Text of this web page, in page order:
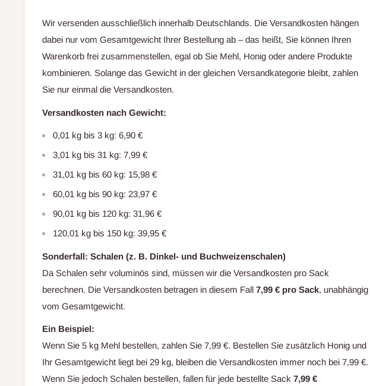
Wir versenden ausschließlich innerhalb Deutschlands. Die Versandkosten hängen
dabei nur vom Gesamtgewicht Ihrer Bestellung ab – das heißt, Sie können Ihren
Warenkorb frei zusammenstellen, egal ob Sie Mehl, Honig oder andere Produkte
kombinieren. Solange das Gewicht in der gleichen Versandkategorie bleibt, zahlen
Sie nur einmal die Versandkosten.
Versandkosten nach Gewicht:
0,01 kg bis 3 kg: 6,90 €
3,01 kg bis 31 kg: 7,99 €
31,01 kg bis 60 kg: 15,98 €
60,01 kg bis 90 kg: 23,97 €
90,01 kg bis 120 kg: 31,96 €
120,01 kg bis 150 kg: 39,95 €
Sonderfall: Schalen (z. B. Dinkel- und Buchweizenschalen)
Da Schalen sehr voluminös sind, müssen wir die Versandkosten pro Sack
berechnen. Die Versandkosten betragen in diesem Fall 7,99 € pro Sack, unabhängig
vom Gesamtgewicht.
Ein Beispiel:
Wenn Sie 5 kg Mehl bestellen, zahlen Sie 7,99 €. Bestellen Sie zusätzlich Honig und
Ihr Gesamtgewicht liegt bei 29 kg, bleiben die Versandkosten immer noch bei 7,99 €.
Wenn Sie jedoch Schalen bestellen, fallen für jede bestellte Sack 7,99 €